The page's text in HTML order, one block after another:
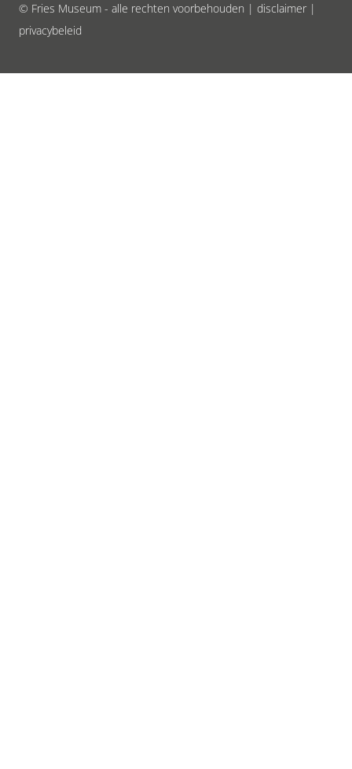
© Fries Museum - alle rechten voorbehouden | disclaimer |
privacybeleid